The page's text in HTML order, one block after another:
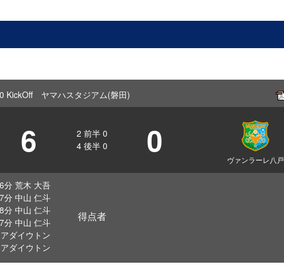
KickOff ヤマハスタジアム(磐田)
6 2 前半 0
4 後半 0 0 ヴァンラーレ八戸
分 荒木 大吾
分 中山 仁斗
分 中山 仁斗
分 中山 仁斗
ダイウトン
ダイウトン
得点者